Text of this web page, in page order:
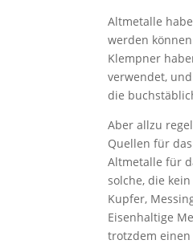
Altmetalle
werden
Klempner
verwendet,
die
Aber allzu
Quellen für
Altmetalle für
solche, die
Kupfer,
Eisenhaltige
trotzdem